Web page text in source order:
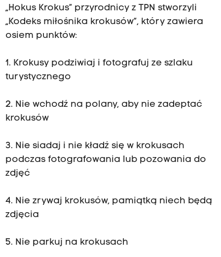
„Hokus Krokus” przyrodnicy z TPN stworzyli
„Kodeks miłośnika krokusów”, który zawiera
osiem punktów:
1. Krokusy podziwiaj i fotografuj ze szlaku
turystycznego
2. Nie wchodź na polany, aby nie zadeptać
krokusów
3. Nie siadaj i nie kładź się w krokusach
podczas fotografowania lub pozowania do
zdjęć
4. Nie zrywaj krokusów, pamiątką niech będą
zdjęcia
5. Nie parkuj na krokusach